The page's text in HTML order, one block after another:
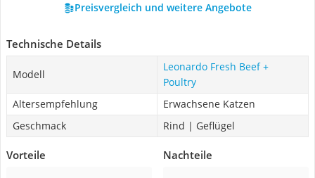
Preisvergleich und weitere Angebote
Technische Details
Modell
Leonardo Fresh Beef +
Poultry
Altersempfehlung
Erwachsene Katzen
Geschmack
Rind | Geflügel
Vorteile Nachteile